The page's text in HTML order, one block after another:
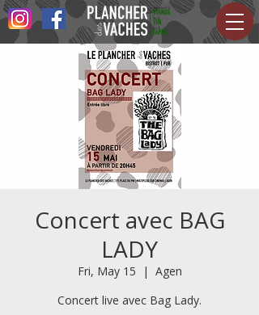
Concert avec BAG
LADY
Fri, May 15
  |
Agen
Concert live avec Bag Lady.